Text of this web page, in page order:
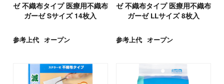
ゼ 不織布タイプ 医療用不織布
ガーゼ Sサイズ 14枚入
参考上代 オープン
ゼ 不織布タイプ 医療用不織布
ガーゼ LLサイズ 8枚入
参考上代 オープン